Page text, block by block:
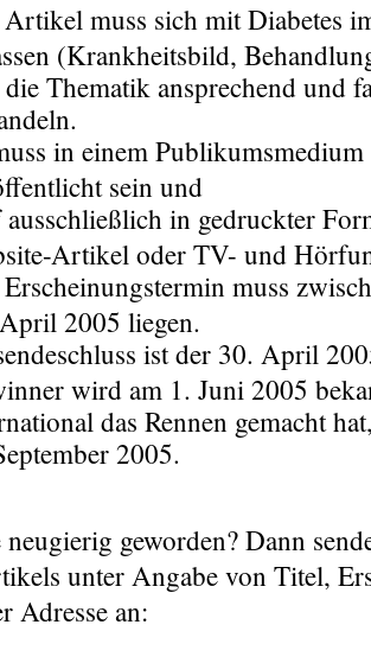
muss sich mit Diabetes
(Krankheitsbild,
Thematik ansprechend und
in einem Publikumsmedium
sein und
in gedruckter
Artikel oder TV- und
muss
2005 liegen.
ist der 30. April
wird am 1. Juni 2005
das Rennen gemacht
2005.
neugierig geworden? Dann
unter Angabe von Titel,
Adresse an: